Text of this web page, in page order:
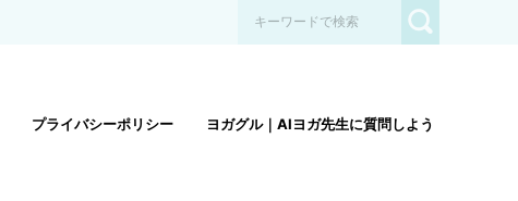
プライバシーポリシー ヨガグル｜AIヨガ先生に質問しよう